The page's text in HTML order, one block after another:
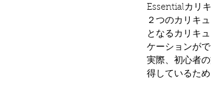
Essentialカリ
２つのカリキ
となるカリキ
ケーションが
実際、初心者
得しているた